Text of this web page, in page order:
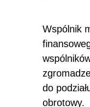
Wspólnik
do
obrotowy.